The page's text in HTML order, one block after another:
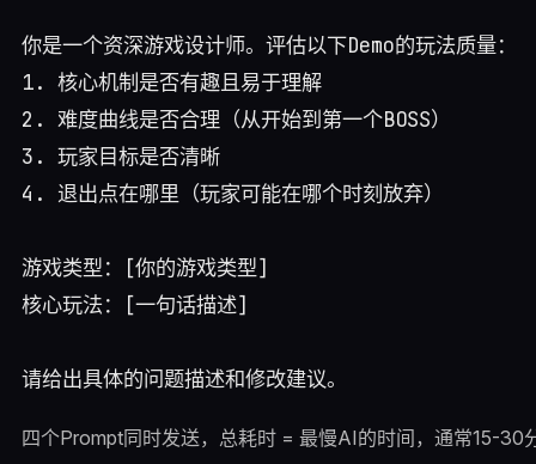
你是一个资深游戏设计师。评估以下Demo的玩法质量：
1. 核心机制是否有趣且易于理解
2. 难度曲线是否合理（从开始到第一个BOSS）
3. 玩家目标是否清晰
4. 退出点在哪里（玩家可能在哪个时刻放弃）
游戏类型：[你的游戏类型]
核心玩法：[一句话描述]
四个Prompt同时发送，总耗时 = 最慢AI的时间，通常15-30